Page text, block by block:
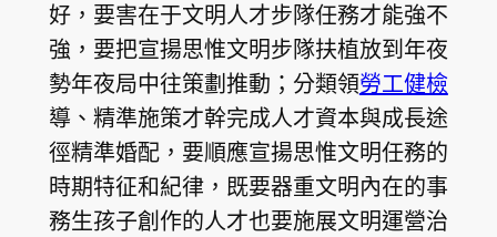
好，要害在于文明人才步隊任務才能強不
強，要把宣揚思惟文明步隊扶植放到年夜
勢年夜局中往策劃推動；分類領勞工健檢
導、精準施策才幹完成人才資本與成長途
徑精準婚配，要順應宣揚思惟文明任務的
時期特征和紀律，既要器重文明內在的事
務生孩子創作的人才也要施展文明運營治